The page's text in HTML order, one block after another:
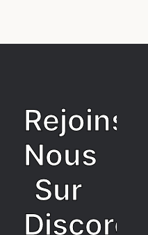
Rejoins
Nous
Sur
Discord